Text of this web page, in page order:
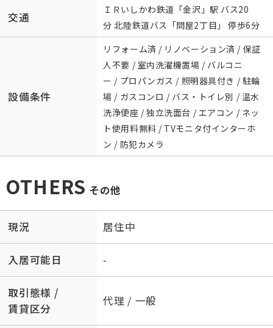
交通
ＩＲいしかわ鉄道 「金沢 」駅 バス20
分 北陸鉄道バス「問屋2丁目」 停歩6分
設備条件
リフォーム済 / リノベーション済 / 保証
人不要 / 室内洗濯機置場 / バルコニ
ー / プロパンガス / 照明器具付き / 駐輪
場 / ガスコンロ / バス・トイレ別 / 温水
洗浄便座 / 独立洗面台 / エアコン / ネッ
ト使用料無料 / TVモニタ付インターホ
ン / 防犯カメラ
OTHERS その他
現況 居住中
入居可能日 -
取引態様 /
賃貸区分
代理 / 一般